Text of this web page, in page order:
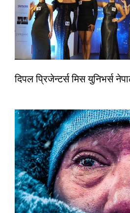
दिपल प्रिजेन्टर्स मिस युनिभर्स